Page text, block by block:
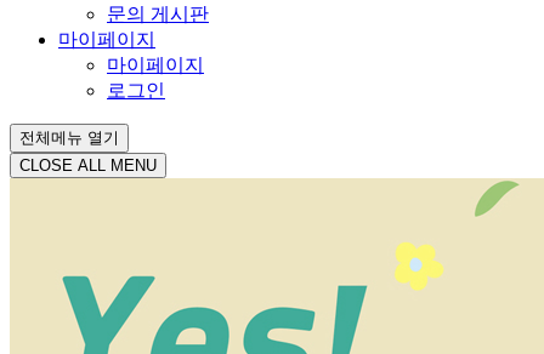
문의 게시판
마이페이지
마이페이지
로그인
전체메뉴 열기
CLOSE ALL MENU